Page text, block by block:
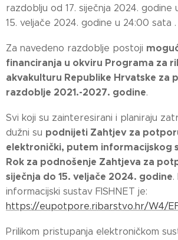
razdoblju od 17. siječnja 2024.
15. veljače 2024. godine u 24:00 sata .
Za navedeno razdoblje postoji
financiranja u okviru Programa za
akvakulturu Republike Hrvatske za
razdoblje 2021.-2027. godine.
Svi koji su zainteresirani i planiraju
dužni su podnijeti Zahtjev za
elektronički, putem informacijskog
Rok za podnošenje Zahtjeva za
siječnja do 15. veljače 2024. godine.
informacijski sustav FISHNET je:
https://eupotpore.ribarstvo.hr/W4/
Prilikom pristupanja elektroničkom